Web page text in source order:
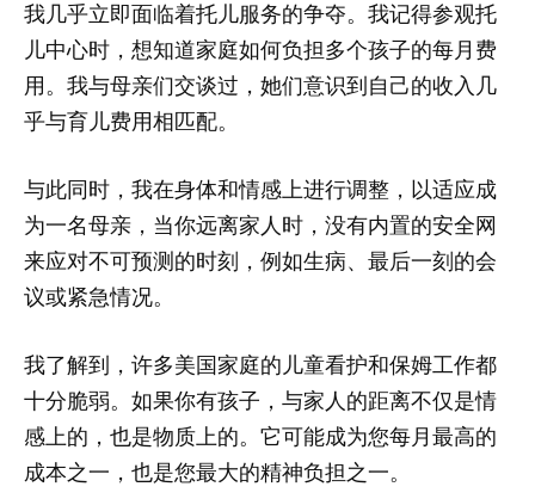
我几乎立即面临着托儿服务的争夺。我记得参观托
儿中心时，想知道家庭如何负担多个孩子的每月费
用。我与母亲们交谈过，她们意识到自己的收入几
乎与育儿费用相匹配。
与此同时，我在身体和情感上进行调整，以适应成
为一名母亲，当你远离家人时，没有内置的安全网
来应对不可预测的时刻，例如生病、最后一刻的会
议或紧急情况。
我了解到，许多美国家庭的儿童看护和保姆工作都
十分脆弱。如果你有孩子，与家人的距离不仅是情
感上的，也是物质上的。它可能成为您每月最高的
成本之一，也是您最大的精神负担之一。